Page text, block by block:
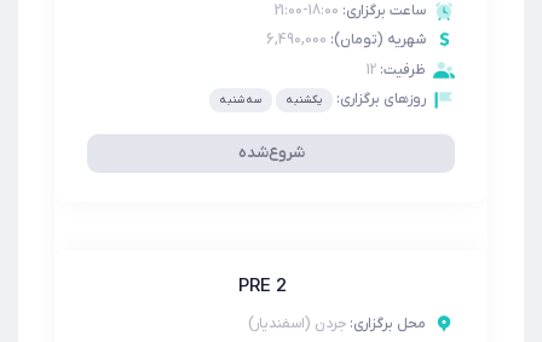
ساعت برگزاری:
شهریه (تومان):
ظرفیت:
روزهای برگزاری:
یکشنبه سه شنبه
شروع‌‌شده
PRE 2
محل برگزاری: جردن (اسفندیار)